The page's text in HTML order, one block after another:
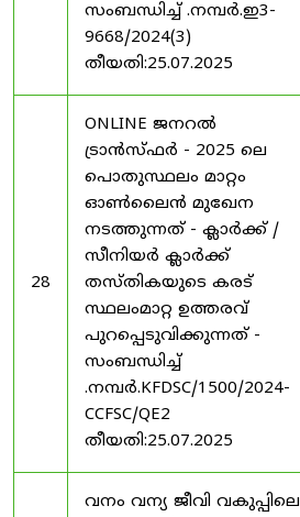
സംബന്ധിച്ച് .നമ്പർ.ഇ3-
9668/2024(3)
തീയതി:25.07.2025
28
ONLINE ജനറൽ
ട്രാൻസ്ഫർ - 2025 ലെ
പൊതുസ്ഥലം മാറ്റം
ഓൺലൈൻ മുഖേന
നടത്തുന്നത് - ക്ലാർക്ക് /
സീനിയർ ക്ലാർക്ക്
തസ്തികയുടെ കരട്
സ്ഥലംമാറ്റ ഉത്തരവ്
പുറപ്പെടുവിക്കുന്നത് -
സംബന്ധിച്ച്
.നമ്പർ.KFDSC/1500/2024-
CCFSC/QE2
തീയതി:25.07.2025
വനം വന്യ ജീവി വകുപ്പിലെ